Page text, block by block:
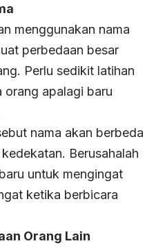
menggunakan nama
perbedaan besar
Perlu sedikit latihan
orang apalagi baru
nama akan berbeda
Berusahalah
untuk mengingat
ketika berbicara
Orang Lain